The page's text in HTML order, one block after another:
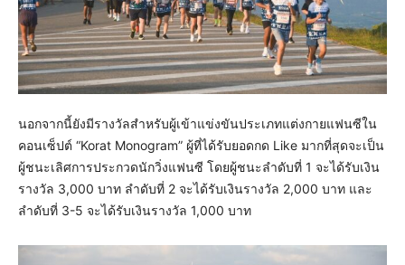
นอกจากนี้ยังมีรางวัลสำหรับผู้เข้าแข่งขันประเภทแต่งกายแฟนซีใน
คอนเซ็ปต์ “Korat Monogram” ผู้ที่ได้รับยอดกด Like มากที่สุดจะเป็น
ผู้ชนะเลิศการประกวดนักวิ่งแฟนซี โดยผู้ชนะลำดับที่ 1 จะได้รับเงิน
รางวัล 3,000 บาท ลำดับที่ 2 จะได้รับเงินรางวัล 2,000 บาท และ
ลำดับที่ 3-5 จะได้รับเงินรางวัล 1,000 บาท